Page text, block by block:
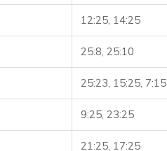
12:25, 14:25
25:8, 25:10
25:23, 15:25, 7:15
9:25, 23:25
21:25, 17:25